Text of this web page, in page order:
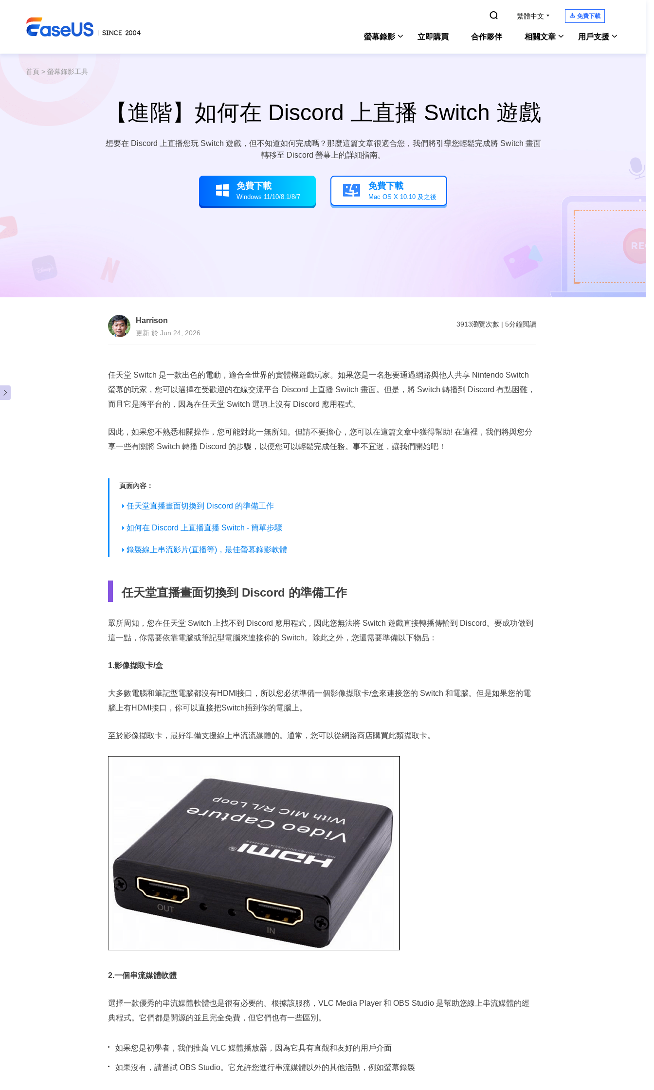
 繁體中文  免費下載
螢幕錄影
RecExpertsMac 版本
macOS螢幕錄製
Online Screen Recorder
ScreenShot
立即購買 合作夥伴 相關文章 用戶支援
Chat 支援
聯絡技術人員
售前咨詢
首頁 >螢幕錄影工具
【進階】如何在 Discord 上直播 Switch 遊戲
想要在 Discord 上直播您玩 Switch 遊戲，但不知道如何完成嗎？那麼這篇文章很適合您，我們將引導您輕鬆完成將 Switch 畫面
轉移至 Discord 螢幕上的詳細指南。
 免費下載
Windows 11/10/8.1/8/7  免費下載
Mac OS X 10.10 及之後

Harrison
更新 於 Jun 24, 2026
3913瀏覽次數 | 5分鐘閱讀
任天堂 Switch 是一款出色的電動，適合全世界的實體機遊戲玩家。如果您是一名想要通過網路與他人共享 Nintendo Switch
螢幕的玩家，您可以選擇在受歡迎的在線交流平台 Discord 上直播 Switch 畫面。但是，將 Switch 轉播到 Discord 有點困難，
而且它是跨平台的，因為在任天堂 Switch 選項上沒有 Discord 應用程式。
因此，如果您不熟悉相關操作，您可能對此一無所知。但請不要擔心，您可以在這篇文章中獲得幫助! 在這裡，我們將與您分
享一些有關將 Switch 轉播 Discord 的步驟，以便您可以輕鬆完成任務。事不宜遲，讓我們開始吧！
頁面內容：
任天堂直播畫面切換到 Discord 的準備工作
如何在 Discord 上直播直播 Switch - 簡單步驟
錄製線上串流影片(直播等)，最佳螢幕錄影軟體
任天堂直播畫面切換到 Discord 的準備工作
眾所周知，您在任天堂 Switch 上找不到 Discord 應用程式，因此您無法將 Switch 遊戲直接轉播傳輸到 Discord。要成功做到
這一點，你需要依靠電腦或筆記型電腦來連接你的 Switch。除此之外，您還需要準備以下物品：
1.影像擷取卡/盒
大多數電腦和筆記型電腦都沒有HDMI接口，所以您必須準備一個影像擷取卡/盒來連接您的 Switch 和電腦。但是如果您的電
腦上有HDMI接口，你可以直接把Switch插到你的電腦上。
至於影像擷取卡，最好準備支援線上串流流媒體的。通常，您可以從網路商店購買此類擷取卡。
2.一個串流媒體軟體
選擇一款優秀的串流媒體軟體也是很有必要的。根據該服務，VLC Media Player 和 OBS Studio 是幫助您線上串流媒體的經
典程式。它們都是開源的並且完全免費，但它們也有一些區別。
如果您是初學者，我們推薦 VLC 媒體播放器，因為它具有直觀和友好的用戶介面
如果沒有，請嘗試 OBS Studio。它允許您進行串流媒體以外的其他活動，例如螢幕錄製